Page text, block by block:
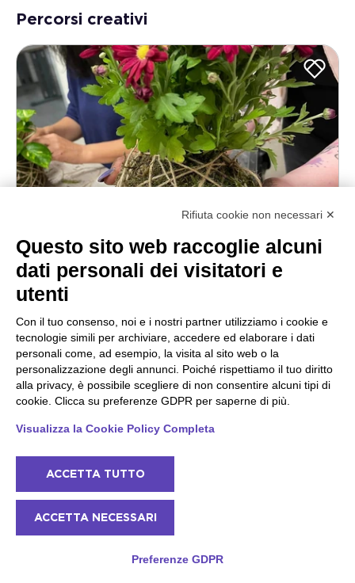
Percorsi creativi
Creazione Kokedama al Lago di Garda con
Lago di Garda - Costa ovest - Raffa
Una flower designer vi accoglierà nella sua boutique
creativa per guidarvi nella realizzazione del Kokedama
Max 4
Rifiuta cookie non necessari ✕
Questo sito web raccoglie alcuni
dati personali dei visitatori e
utenti
Con il tuo consenso, noi e i nostri partner utilizziamo i cookie e
tecnologie simili per archiviare, accedere ed elaborare i dati
personali come, ad esempio, la visita al sito web o la
personalizzazione degli annunci. Poiché rispettiamo il tuo diritto
alla privacy, è possibile scegliere di non consentire alcuni tipi di
cookie. Clicca su preferenze GDPR per saperne di più.
Visualizza la Cookie Policy Completa
ACCETTA TUTTO
ACCETTA NECESSARI
Preferenze GDPR